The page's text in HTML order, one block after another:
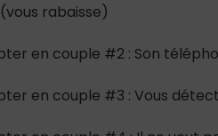
rabaisse)
en couple #2 : Son
en couple #3 : Vous